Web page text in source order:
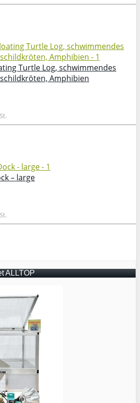
Turtle Log, schwimmendes
Amphibien
– large
ALLTOP